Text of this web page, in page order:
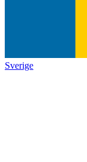
Sverige